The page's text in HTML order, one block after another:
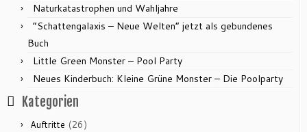
Naturkatastrophen und Wahljahre
“Schattengalaxis – Neue Welten” jetzt als gebundenes
Buch
Little Green Monster – Pool Party
Neues Kinderbuch: Kleine Grüne Monster – Die Poolparty
Kategorien
Auftritte (26)